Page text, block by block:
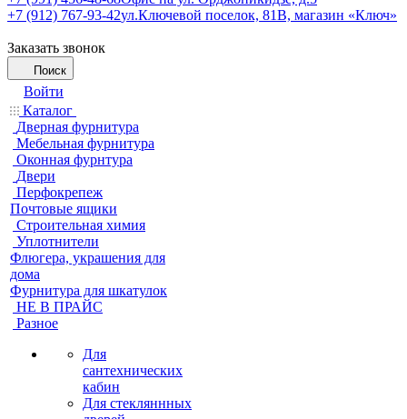
+7 (912) 767-93-42ул.Ключевой поселок, 81В, магазин «Ключ»
Заказать звонок
Поиск
Войти
Каталог
Дверная фурнитура
Мебельная фурнитура
Оконная фурнтура
Двери
Перфокрепеж
Почтовые ящики
Строительная химия
Уплотнители
Флюгера, украшения для
дома
Фурнитура для шкатулок
НЕ В ПРАЙС
Разное
Для
сантехнических
кабин
Для стекляннных